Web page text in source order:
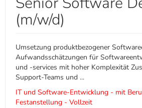
(m/w/d)
Umsetzung produktbezogener
Aufwandsschätzungen für
und -services mit hoher Komplexität
Support-Teams und ...
IT und Software-Entwicklung - mit
Festanstellung - Vollzeit